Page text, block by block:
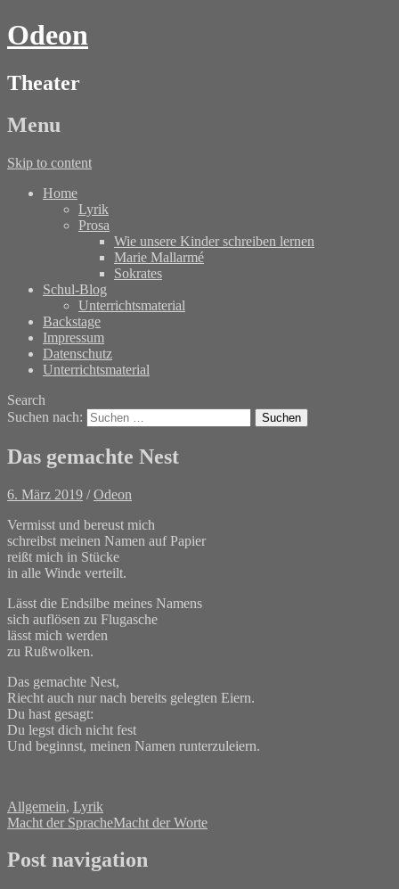
Odeon
Theater
Menu
Skip to content
Home
Lyrik
Prosa
Wie unsere Kinder schreiben lernen
Marie Mallarmé
Sokrates
Schul-Blog
Unterrichtsmaterial
Backstage
Impressum
Datenschutz
Unterrichtsmaterial
Search
Suchen nach:
Das gemachte Nest
6. März 2019 /Odeon
Vermisst und bereust mich
schreibst meinen Namen auf Papier
reißt mich in Stücke
in alle Winde verteilt.
Lässt die Endsilbe meines Namens
sich auflösen zu Flugasche
lässt mich werden
zu Rußwolken.
Das gemachte Nest,
Riecht auch nur nach bereits gelegten Eiern.
Du hast gesagt:
Du legst dich nicht fest
Und beginnst, meinen Namen runterzuleiern.
Allgemein, Lyrik
Macht der SpracheMacht der Worte
Post navigation